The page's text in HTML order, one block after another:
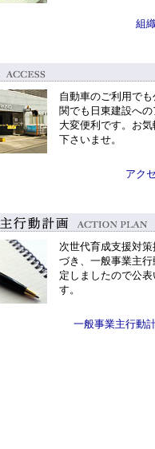
組
自動車のご利用で
関でも日東建設へ
大変便利です。お気
下さいませ。
アク
次世代育成支援対
づき、一般事業主
定しましたので公表
す。
一般事業主行動